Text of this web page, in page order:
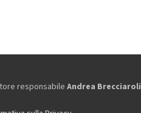
responsabileAndrea Brecciaroli